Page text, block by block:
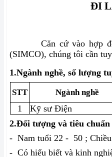
ĐI
Căn cứ vào hợp
(SIMCO), chúng tôi cần
1.Ngành nghề, số lượng
STT Ngành nghề
1 Kỹ sư Điện
2.Đối tượng và tiêu chuẩn
- Nam tuổi 22 - 50 ;
- Có hiểu biết và kinh